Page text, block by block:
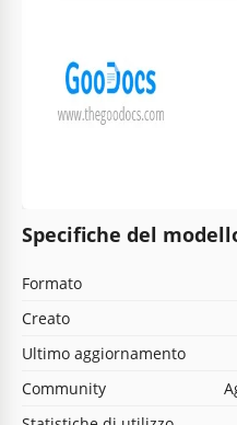
Specifiche del
Formato
Creato
Ultimo aggiornamento
Community